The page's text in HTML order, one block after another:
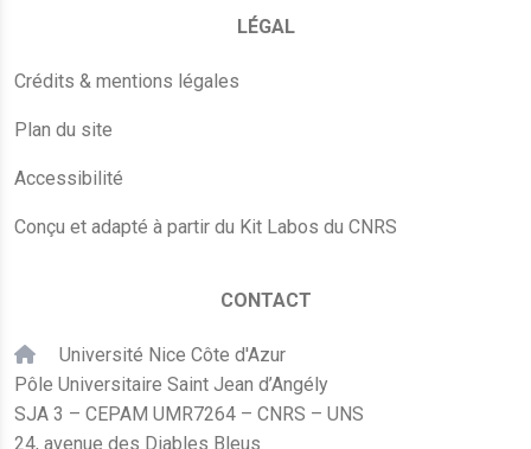
LÉGAL
Crédits & mentions légales
Plan du site
Accessibilité
Conçu et adapté à partir du Kit Labos du CNRS
CONTACT
Université Nice Côte d'Azur
Pôle Universitaire Saint Jean d’Angély
SJA 3 – CEPAM UMR7264 – CNRS – UNS
24, avenue des Diables Bleus